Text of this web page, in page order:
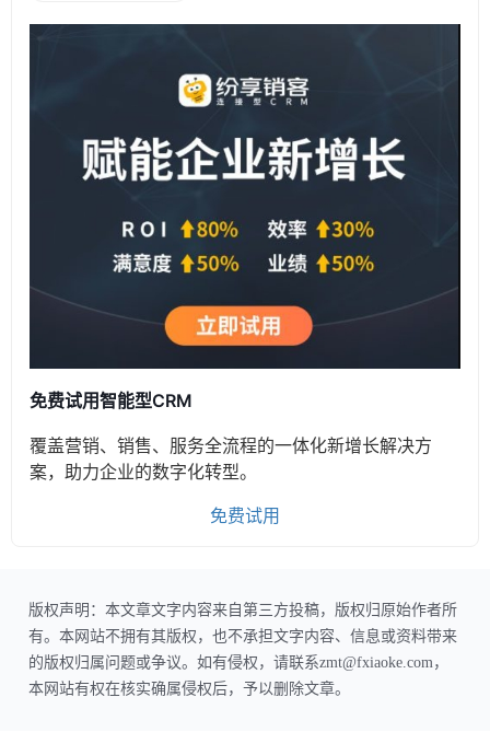
免费试用智能型CRM
覆盖营销、销售、服务全流程的一体化新增长解决方
案，助力企业的数字化转型。
免费试用
版权声明：本文章文字内容来自第三方投稿，版权归原始作者所
有。本网站不拥有其版权，也不承担文字内容、信息或资料带来
的版权归属问题或争议。如有侵权，请联系zmt@fxiaoke.com，
本网站有权在核实确属侵权后，予以删除文章。